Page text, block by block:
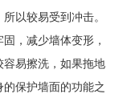
以较易受到冲击。
，减少墙体变形，
易擦洗，如果拖地
保护墙面的功能之